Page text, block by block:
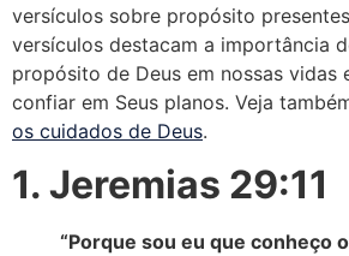
versículos sobre propósito
versículos destacam a importância
propósito de Deus em nossas vidas
confiar em Seus planos. Veja
os cuidados de Deus.
1. Jeremias 29:11
“Porque sou eu que conheço